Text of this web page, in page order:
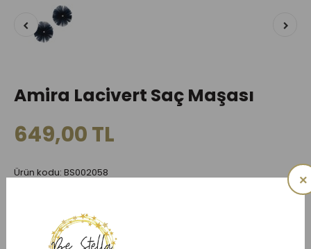
×
Amira Lacivert Saç Maşası
649,00 TL
Ürün kodu: BS002058
ADET